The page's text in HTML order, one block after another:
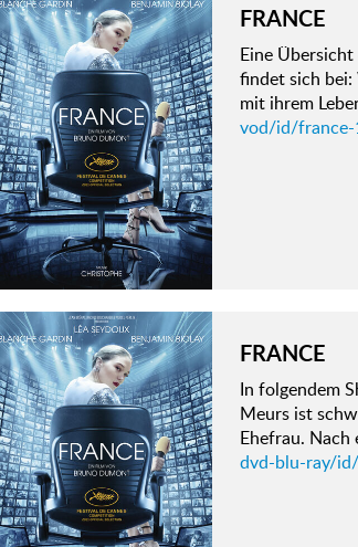
FRANCE
Eine
findet sich
mit ihrem
vod/id/
FRANCE
In folgendem
Meurs ist
Ehefrau.
dvd-blu-ray/